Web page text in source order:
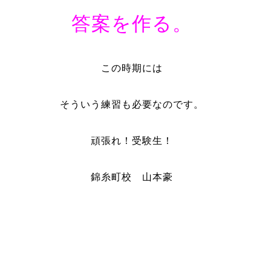
答案を作る。
この時期には
そういう練習も必要なのです。
頑張れ！受験生！
錦糸町校 山本豪